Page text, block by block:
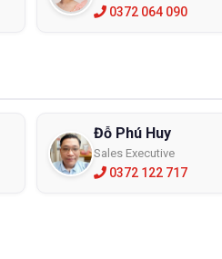
0372 064 090
Đỗ Phú Huy
Sales Executive
0372 122 717